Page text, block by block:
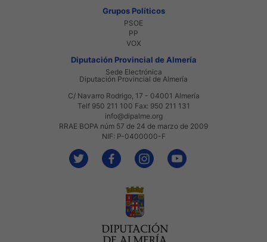
Grupos Políticos
PSOE
PP
VOX
Diputación Provincial de Almería
Sede Electrónica
Diputación Provincial de Almería
C/ Navarro Rodrigo, 17 - 04001 Almería
Telf 950 211 100 Fax: 950 211 131
info@dipalme.org
RRAE BOPA núm 57 de 24 de marzo de 2009
NIF: P-0400000-F